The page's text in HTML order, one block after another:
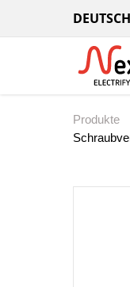
Produkte